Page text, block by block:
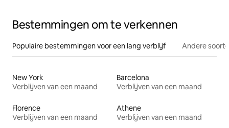
Bestemmingen om te verkennen
Populaire bestemmingen voor een lang verblijf Andere
New York
Verblijven van een maand
Barcelona
Verblijven van een maand
Florence
Verblijven van een maand
Athene
Verblijven van een maand